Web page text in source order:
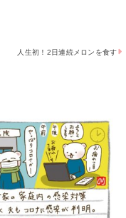
人生初！2日連続メロンを食す